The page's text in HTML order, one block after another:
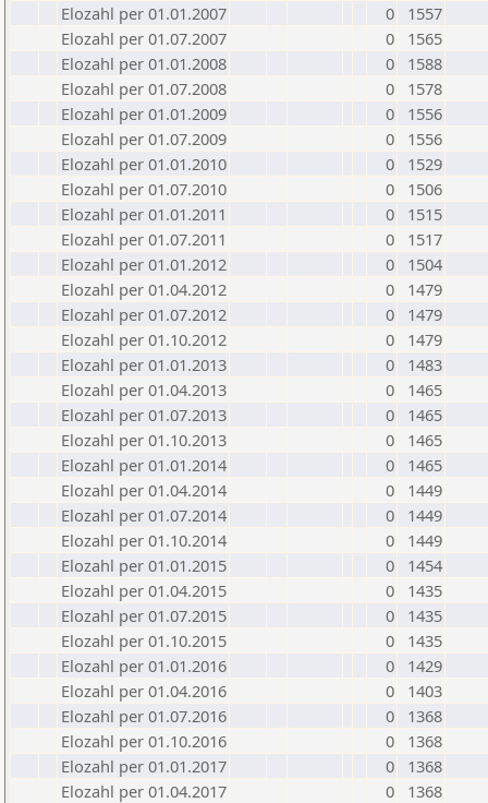
Elozahl per 01.01.2007
0
1557
Elozahl per 01.07.2007
0
1565
Elozahl per 01.01.2008
0
1588
Elozahl per 01.07.2008
0
1578
Elozahl per 01.01.2009
0
1556
Elozahl per 01.07.2009
0
1556
Elozahl per 01.01.2010
0
1529
Elozahl per 01.07.2010
0
1506
Elozahl per 01.01.2011
0
1515
Elozahl per 01.07.2011
0
1517
Elozahl per 01.01.2012
0
1504
Elozahl per 01.04.2012
0
1479
Elozahl per 01.07.2012
0
1479
Elozahl per 01.10.2012
0
1479
Elozahl per 01.01.2013
0
1483
Elozahl per 01.04.2013
0
1465
Elozahl per 01.07.2013
0
1465
Elozahl per 01.10.2013
0
1465
Elozahl per 01.01.2014
0
1465
Elozahl per 01.04.2014
0
1449
Elozahl per 01.07.2014
0
1449
Elozahl per 01.10.2014
0
1449
Elozahl per 01.01.2015
0
1454
Elozahl per 01.04.2015
0
1435
Elozahl per 01.07.2015
0
1435
Elozahl per 01.10.2015
0
1435
Elozahl per 01.01.2016
0
1429
Elozahl per 01.04.2016
0
1403
Elozahl per 01.07.2016
0
1368
Elozahl per 01.10.2016
0
1368
Elozahl per 01.01.2017
0
1368
Elozahl per 01.04.2017
0
1368